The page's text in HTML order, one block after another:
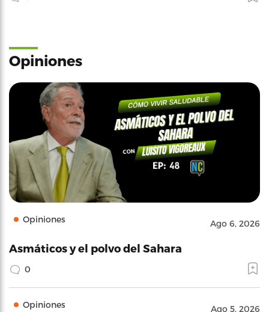
Opiniones
Opiniones Ago 6, 2026
Asmáticos y el polvo del Sahara
0
Opiniones Ago 5, 2026